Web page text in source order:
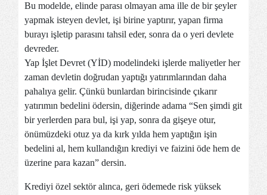
Bu modelde, elinde parası olmayan ama ille de bir şeyler
yapmak isteyen devlet, işi birine yaptırır, yapan firma
burayı işletip parasını tahsil eder, sonra da o yeri devlete
devreder.
Yap İşlet Devret (YİD) modelindeki işlerde maliyetler her
zaman devletin doğrudan yaptığı yatırımlarından daha
pahalıya gelir. Çünkü bunlardan birincisinde çıkarır
yatırımın bedelini ödersin, diğerinde adama “Sen şimdi git
bir yerlerden para bul, işi yap, sonra da gişeye otur,
önümüzdeki otuz ya da kırk yılda hem yaptığın işin
bedelini al, hem kullandığın krediyi ve faizini öde hem de
üzerine para kazan” dersin.
Krediyi özel sektör alınca, geri ödemede risk yüksek